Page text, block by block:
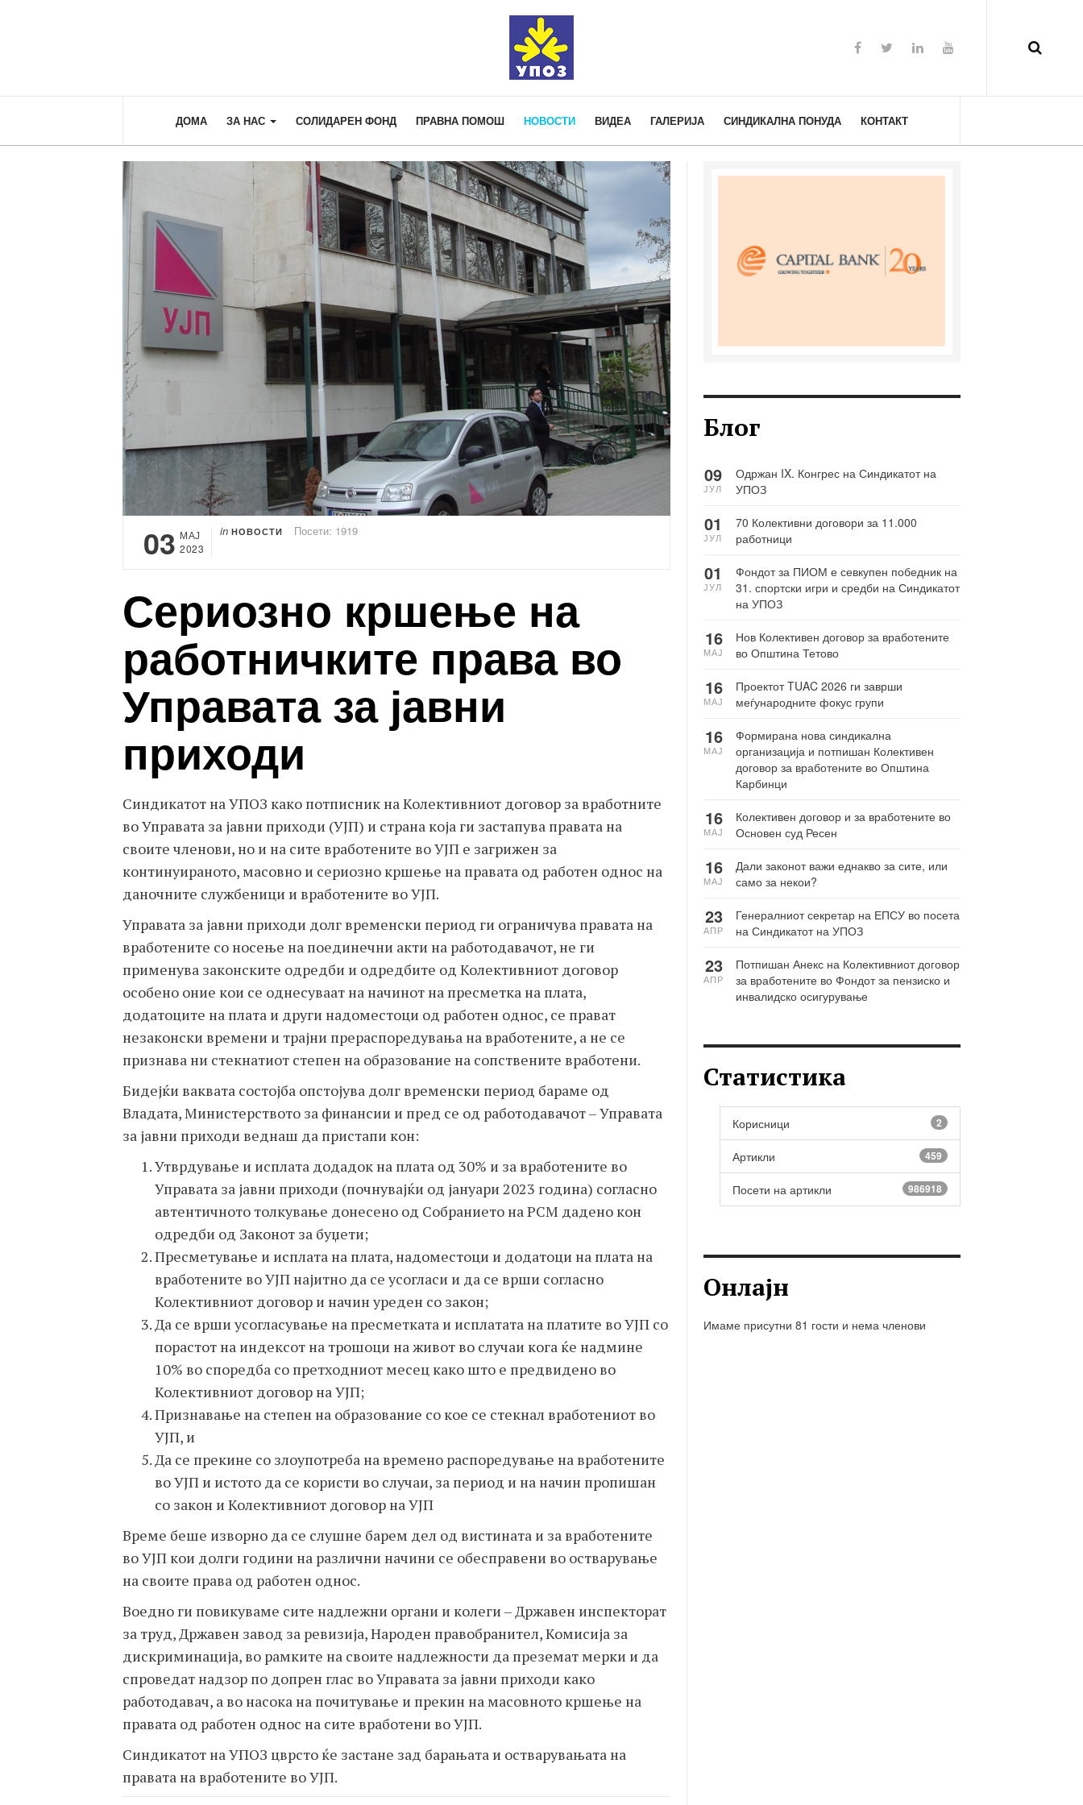
ДОМА ЗА НАС СОЛИДАРЕН ФОНД ПРАВНА ПОМОШ НОВОСТИ ВИДЕА ГАЛЕРИЈА СИНДИКАЛНА ПОНУДА КОНТАКТ
03 МАЈ
2023
in НОВОСТИ Посети: 1919
Сериозно кршење на
работничките права во
Управата за јавни
приходи
Синдикатот на УПОЗ како потписник на Колективниот договор за вработните
во Управата за јавни приходи (УЈП) и страна која ги застапува правата на
своите членови, но и на сите вработените во УЈП е загрижен за
континуираното, масовно и сериозно кршење на правата од работен однос на
даночните службеници и вработените во УЈП.
Управата за јавни приходи долг временски период ги ограничува правата на
вработените со носење на поединечни акти на работодавачот, не ги
применува законските одредби и одредбите од Колективниот договор
особено оние кои се однесуваат на начинот на пресметка на плата,
додатоците на плата и други надоместоци од работен однос, се прават
незаконски времени и трајни прераспоредувања на вработените, а не се
признава ни стекнатиот степен на образование на сопствените вработени.
Бидејќи ваквата состојба опстојува долг временски период бараме од
Владата, Министерството за финансии и пред се од работодавачот – Управата
за јавни приходи веднаш да пристапи кон:
Утврдување и исплата додадок на плата од 30% и за вработените во
Управата за јавни приходи (почнувајќи од јануари 2023 година) согласно
автентичното толкување донесено од Собранието на РСМ дадено кон
одредби од Законот за буџети;
Пресметување и исплата на плата, надоместоци и додатоци на плата на
вработените во УЈП најитно да се усогласи и да се врши согласно
Колективниот договор и начин уреден со закон;
Да се врши усогласување на пресметката и исплатата на платите во УЈП со
порастот на индексот на трошоци на живот во случаи кога ќе надмине
10% во споредба со претходниот месец како што е предвидено во
Колективниот договор на УЈП;
Признавање на степен на образование со кое се стекнал вработениот во
УЈП, и
Да се прекине со злоупотреба на времено распоредување на вработените
во УЈП и истото да се користи во случаи, за период и на начин пропишан
со закон и Колективниот договор на УЈП
Време беше изворно да се слушне барем дел од вистината и за вработените
во УЈП кои долги години на различни начини се обесправени во остварување
на своите права од работен однос.
Воедно ги повикуваме сите надлежни органи и колеги – Државен инспекторат
за труд, Државен завод за ревизија, Народен правобранител, Комисија за
дискриминација, во рамките на своите надлежности да преземат мерки и да
спроведат надзор по допрен глас во Управата за јавни приходи како
работодавач, а во насока на почитување и прекин на масовното кршење на
правата од работен однос на сите вработени во УЈП.
Синдикатот на УПОЗ цврсто ќе застане зад барањата и остварувањата на
правата на вработените во УЈП.
Блог
Одржан IX. Конгрес на Синдикатот на
УПОЗ
09
ЈУЛ
70 Колективни договори за 11.000
работници
01
ЈУЛ
Фондот за ПИОМ е севкупен победник на
31. спортски игри и средби на Синдикатот
на УПОЗ
01
ЈУЛ
Нов Колективен договор за вработените
во Општина Тетово
16
МАЈ
Проектот TUAC 2026 ги заврши
меѓународните фокус групи
16
МАЈ
Формирана нова синдикална
организација и потпишан Колективен
договор за вработените во Општина
Карбинци
16
МАЈ
Колективен договор и за вработените во
Основен суд Ресен
16
МАЈ
Дали законот важи еднакво за сите, или
само за некои?
16
МАЈ
Генералниот секретар на ЕПСУ во посета
на Синдикатот на УПОЗ
23
АПР
Потпишан Анекс на Колективниот договор
за вработените во Фондот за пензиско и
инвалидско осигурување
23
АПР
Статистика
Корисници 2
Артикли 459
Посети на артикли 986918
Онлајн
Имаме присутни 81 гости и нема членови